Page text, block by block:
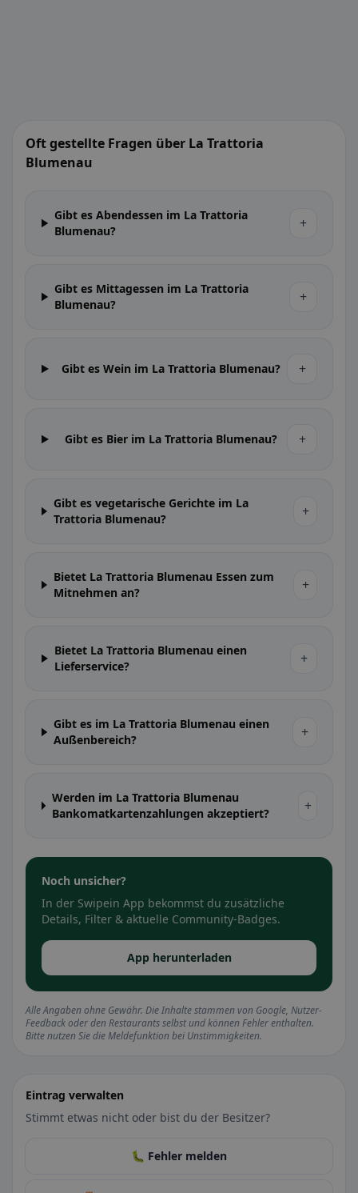
Oft gestellte Fragen über La Trattoria
Blumenau
Gibt es Abendessen im La Trattoria
Blumenau?
+
Gibt es Mittagessen im La Trattoria
Blumenau?
+
Gibt es Wein im La Trattoria Blumenau? +
Gibt es Bier im La Trattoria Blumenau? +
Gibt es vegetarische Gerichte im La
Trattoria Blumenau?
+
Bietet La Trattoria Blumenau Essen zum
Mitnehmen an?
+
Bietet La Trattoria Blumenau einen
Lieferservice?
+
Gibt es im La Trattoria Blumenau einen
Außenbereich?
+
Werden im La Trattoria Blumenau
Bankomatkartenzahlungen akzeptiert?
+
Noch unsicher?
In der Swipein App bekommst du zusätzliche
Details, Filter & aktuelle Community-Badges.
App herunterladen
Alle Angaben ohne Gewähr. Die Inhalte stammen von Google, Nutzer-
Feedback oder den Restaurants selbst und können Fehler enthalten.
Bitte nutzen Sie die Meldefunktion bei Unstimmigkeiten.
Eintrag verwalten
Stimmt etwas nicht oder bist du der Besitzer?
🐛 Fehler melden